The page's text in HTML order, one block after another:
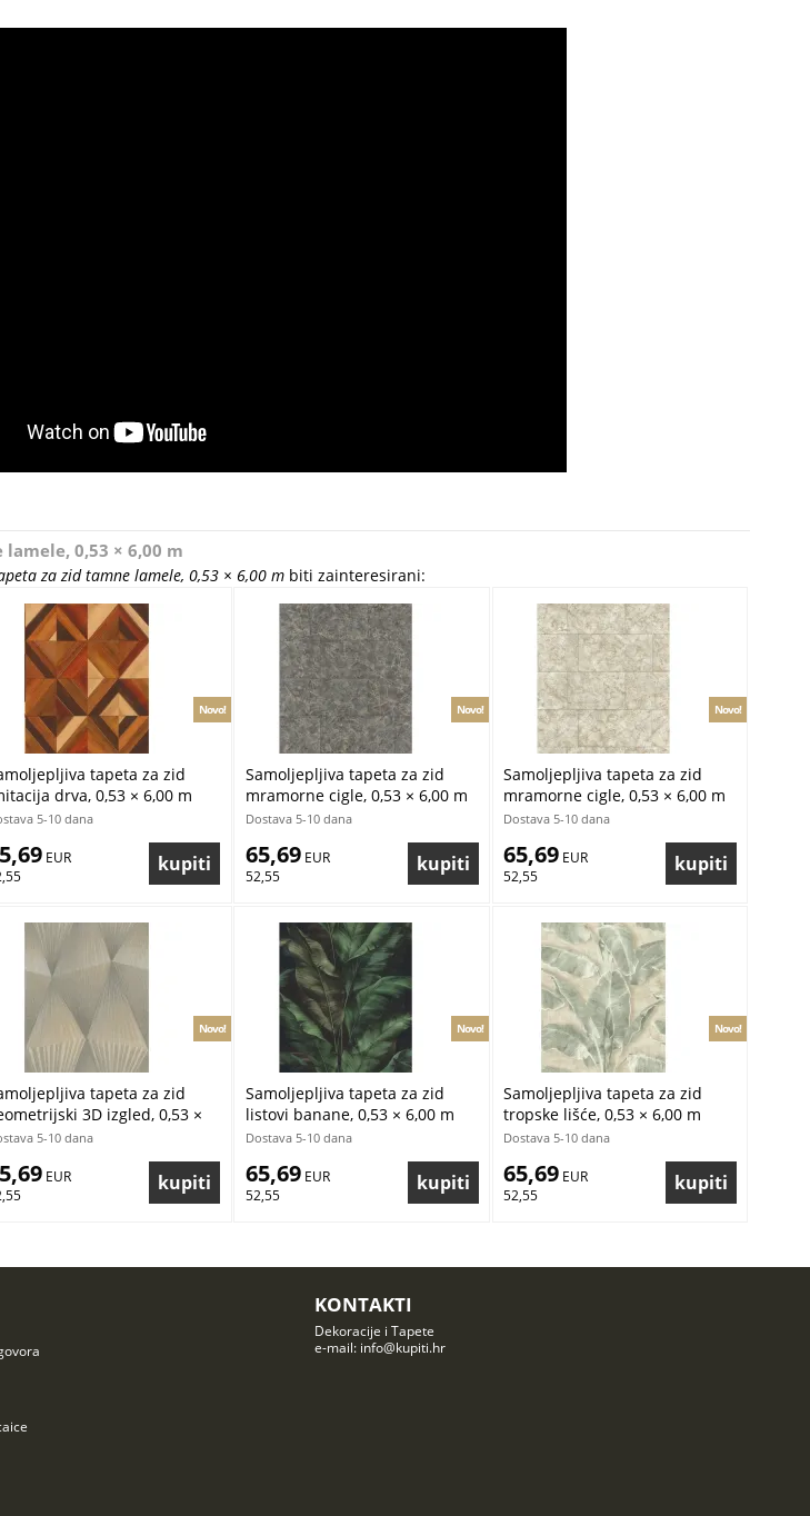
0,53 × 6,00 m
za zid tamne lamele, 0,53 × 6,00 mbiti zainteresirani:
tapeta za zid
drva, 0,53 × 6,00 m
Novo!
5-10 dana
EUR
Samoljepljiva tapeta za zid
mramorne cigle, 0,53 × 6,00 m
Novo!
Dostava 5-10 dana
65,69 EUR
52,55
Samoljepljiva tapeta za zid
mramorne cigle, 0,53 × 6,00 m
Novo!
Dostava 5-10 dana
65,69 EUR
52,55
tapeta za zid
3D izgled, 0,53 ×
m
Novo!
5-10 dana
EUR
Samoljepljiva tapeta za zid
listovi banane, 0,53 × 6,00 m
Novo!
Dostava 5-10 dana
65,69 EUR
52,55
Samoljepljiva tapeta za zid
tropske lišće, 0,53 × 6,00 m
Novo!
Dostava 5-10 dana
65,69 EUR
52,55
KONTAKTI
Dekoracije i Tapete
e-mail: info@kupiti.hr